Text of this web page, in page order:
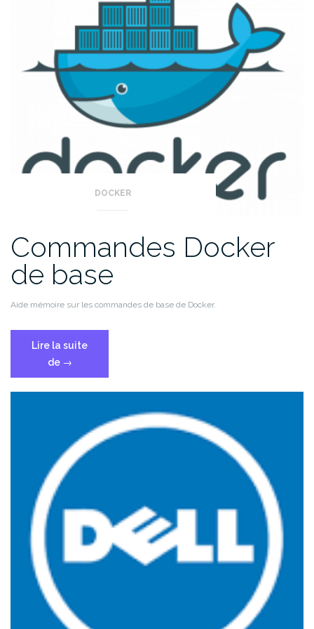
DOCKER
Commandes Docker
de base
Aide mémoire sur les commandes de base de Docker.
Lire la suite
de « Commandes
Docker
de
→